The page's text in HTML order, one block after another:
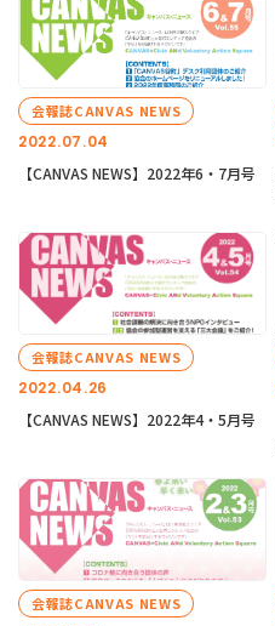
2022.07.04
会報誌CANVAS NEWS
【CANVAS NEWS】2022年6・7月号
2022.04.26
会報誌CANVAS NEWS
【CANVAS NEWS】2022年4・5月号
会報誌CANVAS NEWS